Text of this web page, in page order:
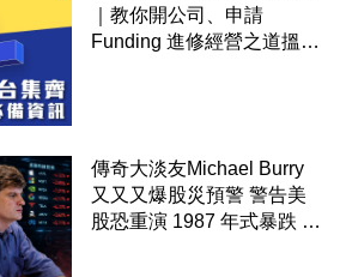
｜教你開公司、申請
Funding 進修經營之道搵大
傳奇大淡友Michael Burry
又又又爆股災預警 警告美
股恐重演 1987 年式暴跌 企